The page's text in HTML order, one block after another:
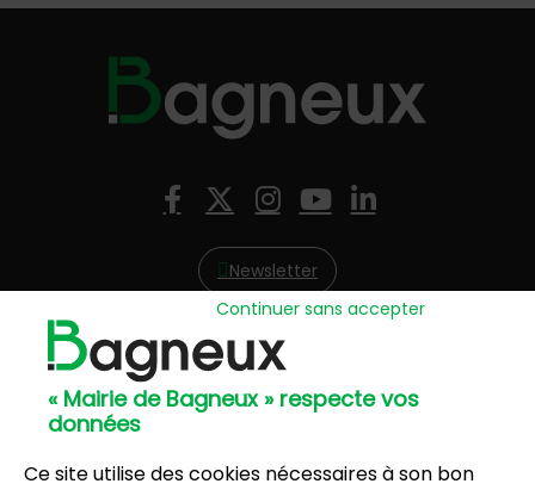
« Mairie de Bagneux » respecte vos
données
Ce site utilise des cookies nécessaires à son bon
Continuer sans accepter
Facebook
X (Twitter)
Instagram
YouTube
LinkedIn
Newsletter
Hôtel de Ville
57, avenue Henri Ravera - 92220 Bagneux
01 42 31 60 00
8, résidence du Port Galand - 92220 Bagneux